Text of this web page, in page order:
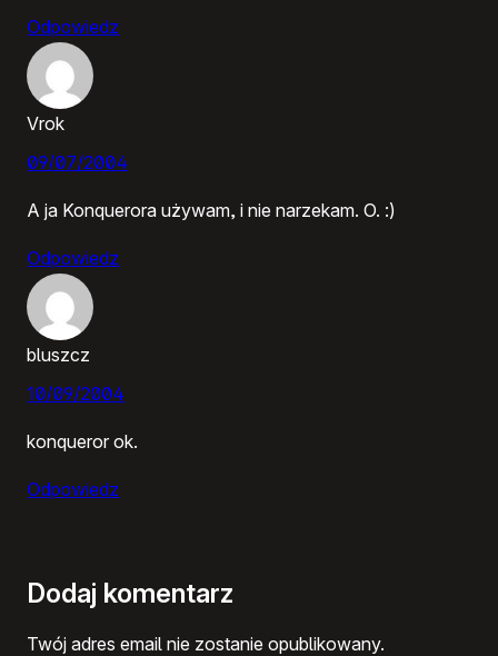
Odpowiedz
Vrok
09/07/2004
A ja Konquerora używam, i nie narzekam. O. :)
Odpowiedz
bluszcz
10/09/2004
konqueror ok.
Odpowiedz
Dodaj komentarz
Twój adres email nie zostanie opublikowany.